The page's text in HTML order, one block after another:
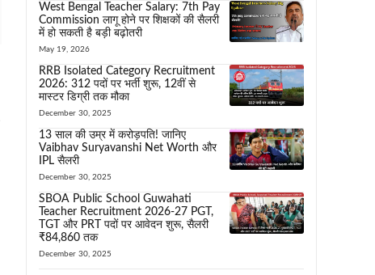
West Bengal Teacher Salary: 7th Pay
Commission लागू होने पर शिक्षकों की सैलरी
में हो सकती है बड़ी बढ़ोतरी
May 19, 2026
RRB Isolated Category Recruitment
2026: 312 पदों पर भर्ती शुरू, 12वीं से
मास्टर डिग्री तक मौका
December 30, 2025
13 साल की उम्र में करोड़पति! जानिए
Vaibhav Suryavanshi Net Worth और
IPL सैलरी
December 30, 2025
SBOA Public School Guwahati
Teacher Recruitment 2026-27 PGT,
TGT और PRT पदों पर आवेदन शुरू, सैलरी
₹84,860 तक
December 30, 2025